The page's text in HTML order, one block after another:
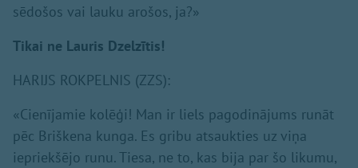
sēdošos vai lauku arošos, ja?»
Tikai ne Lauris Dzelzītis!
HARIJS ROKPELNIS (ZZS):
«Cienījamie kolēģi! Man ir liels pagodinājums runāt
pēc Briškena kunga. Es gribu atsaukties uz viņa
iepriekšējo runu. Tiesa, ne to, kas bija par šo likumu,